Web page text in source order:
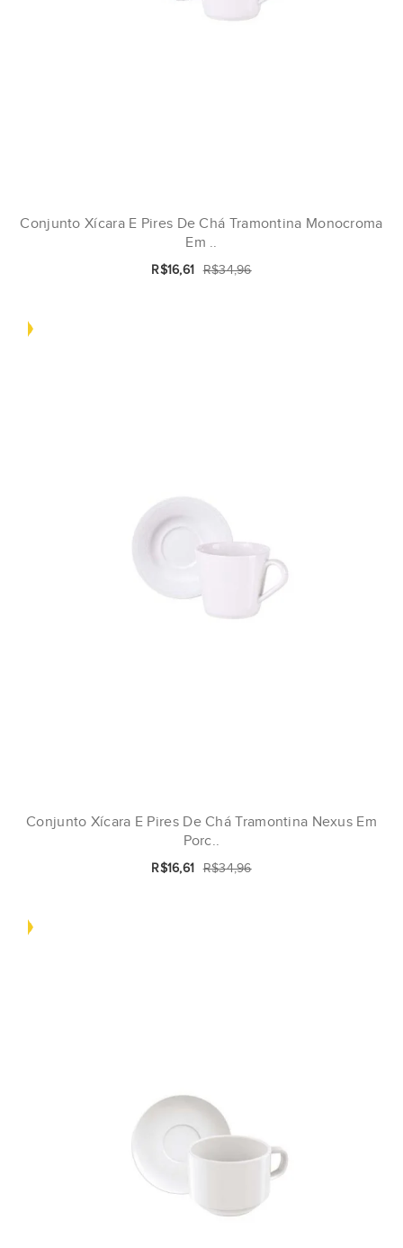
Conjunto Xícara E Pires De Chá Tramontina Monocroma
Em ..
R$16,61 R$34,96
Conjunto Xícara E Pires De Chá Tramontina Nexus Em
Porc..
R$16,61 R$34,96